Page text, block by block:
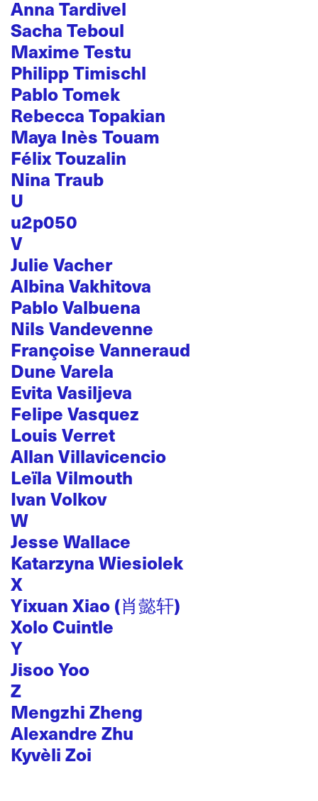
Anna Tardivel
Sacha Teboul
Maxime Testu
Philipp Timischl
Pablo Tomek
Rebecca Topakian
Maya Inès Touam
Félix Touzalin
Nina Traub
U
u2p050
V
Julie Vacher
Albina Vakhitova
Pablo Valbuena
Nils Vandevenne
Françoise Vanneraud
Dune Varela
Evita Vasiljeva
Felipe Vasquez
Louis Verret
Allan Villavicencio
Leïla Vilmouth
Ivan Volkov
W
Jesse Wallace
Katarzyna Wiesiolek
X
Yixuan Xiao (肖懿轩)
Xolo Cuintle
Y
Jisoo Yoo
Z
Mengzhi Zheng
Alexandre Zhu
Kyvèli Zoi